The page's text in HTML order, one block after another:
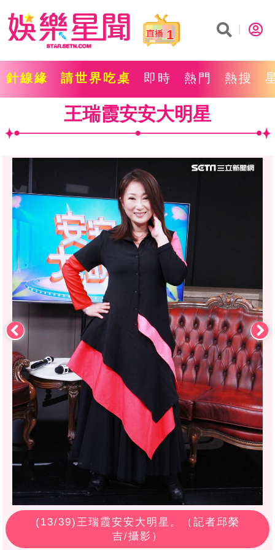
1
針線緣 請世界吃桌 即時 熱門 熱搜
王瑞霞安安大明星
(13/39)王瑞霞安安大明星。（記者邱榮
吉/攝影）